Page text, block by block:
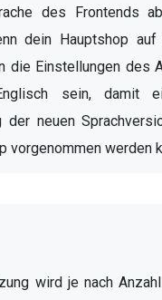
des Frontends
dein Hauptshop
die Einstellungen des
sein, damit
der neuen
vorgenommen werden
wird je nach